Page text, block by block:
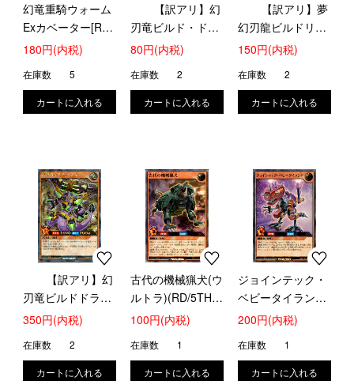
幻竜重騎ウォーム
Exカベーター[R]
(ウルトラ)
180円(内税)
在庫数 5
【訳アリ】幻
刃竜ビルド・ドラ
ゴン(ゴールドラッ
JP007)
80円(内税)
在庫数 2
【訳アリ】夢
幻刃龍ビルドリム
(ゴールドラッシ
JP014)
150円(内税)
在庫数 2
【訳アリ】幻
刃竜ビルドドラゴ
ン(ラッシュ)
350円(内税)
在庫数 2
古代の機械猟犬(ウ
ルトラ)(RD/5TH1-
JP048)
100円(内税)
在庫数 1
ジョインテック・
ベビータイラント
(ウルトラ)
200円(内税)
在庫数 1